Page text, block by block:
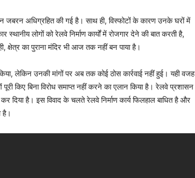
जबरन अधिग्रहित की गई है। साथ ही, विस्फोटों के कारण उनके घरों में
लोगों को रेलवे निर्माण कार्यों में रोजगार देने की बात करती है,
क्षेत्र का पुराना मंदिर भी आज तक नहीं बन पाया है।
लेकिन उनकी मांगों पर अब तक कोई ठोस कार्रवाई नहीं हुई। यही वजह
किए बिना विरोध समाप्त नहीं करने का एलान किया है। रेलवे प्रशासन
दिया है। इस विवाद के चलते रेलवे निर्माण कार्य फिलहाल बाधित है और
है।